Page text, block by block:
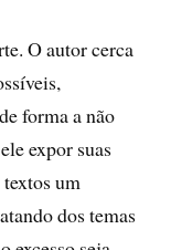
O autor cerca
forma a não
expor suas
um
dos temas